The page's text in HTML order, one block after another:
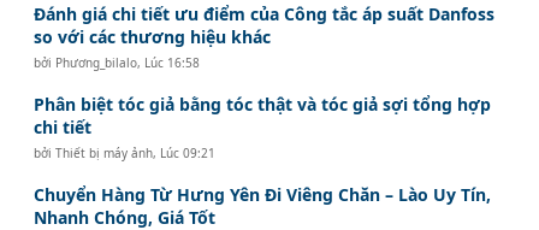
Đánh giá chi tiết ưu điểm của Công tắc áp suất Danfoss
so với các thương hiệu khác
bởi Phương_bilalo, Lúc 16:58
Phân biệt tóc giả bằng tóc thật và tóc giả sợi tổng hợp
chi tiết
bởiThiết bị máy ảnh, Lúc 09:21
Chuyển Hàng Từ Hưng Yên Đi Viêng Chăn – Lào Uy Tín,
Nhanh Chóng, Giá Tốt